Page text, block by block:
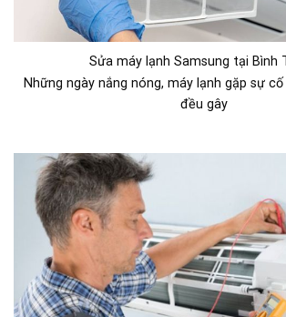
Sửa máy lạnh Samsung tại Bình
Những ngày nắng nóng, máy lạnh gặp sự
đều gây